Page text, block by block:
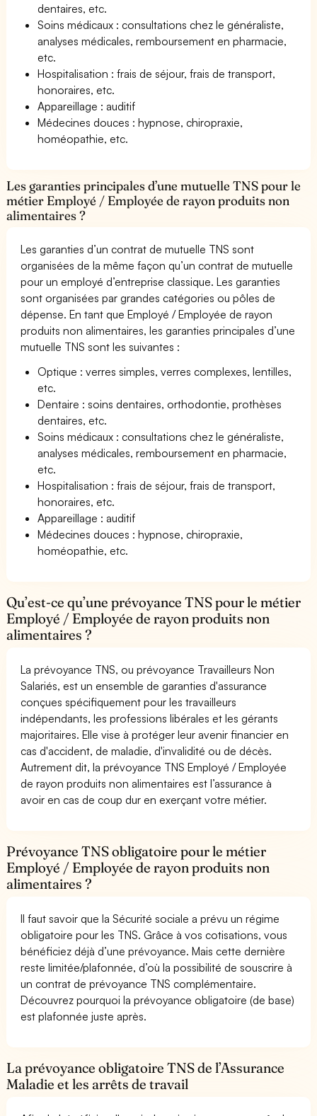
dentaires, etc.
Soins médicaux : consultations chez le généraliste,
analyses médicales, remboursement en pharmacie,
etc.
Hospitalisation : frais de séjour, frais de transport,
honoraires, etc.
Appareillage : auditif
Médecines douces : hypnose, chiropraxie,
homéopathie, etc.
Les garanties principales d’une mutuelle TNS pour le
métier Employé / Employée de rayon produits non
alimentaires ?
Les garanties d’un contrat de mutuelle TNS sont
organisées de la même façon qu’un contrat de mutuelle
pour un employé d’entreprise classique. Les garanties
sont organisées par grandes catégories ou pôles de
dépense. En tant que Employé / Employée de rayon
produits non alimentaires, les garanties principales d’une
mutuelle TNS sont les suivantes :
Optique : verres simples, verres complexes, lentilles,
etc.
Dentaire : soins dentaires, orthodontie, prothèses
dentaires, etc.
Soins médicaux : consultations chez le généraliste,
analyses médicales, remboursement en pharmacie,
etc.
Hospitalisation : frais de séjour, frais de transport,
honoraires, etc.
Appareillage : auditif
Médecines douces : hypnose, chiropraxie,
homéopathie, etc.
Qu’est-ce qu’une prévoyance TNS pour le métier
Employé / Employée de rayon produits non
alimentaires ?
La prévoyance TNS, ou prévoyance Travailleurs Non
Salariés, est un ensemble de garanties d'assurance
conçues spécifiquement pour les travailleurs
indépendants, les professions libérales et les gérants
majoritaires. Elle vise à protéger leur avenir financier en
cas d'accident, de maladie, d'invalidité ou de décès.
Autrement dit, la prévoyance TNS Employé / Employée
de rayon produits non alimentaires est l’assurance à
avoir en cas de coup dur en exerçant votre métier.
Prévoyance TNS obligatoire pour le métier
Employé / Employée de rayon produits non
alimentaires ?
Il faut savoir que la Sécurité sociale a prévu un régime
obligatoire pour les TNS. Grâce à vos cotisations, vous
bénéficiez déjà d’une prévoyance. Mais cette dernière
reste limitée/plafonnée, d’où la possibilité de souscrire à
un contrat de prévoyance TNS complémentaire.
Découvrez pourquoi la prévoyance obligatoire (de base)
est plafonnée juste après.
La prévoyance obligatoire TNS de l’Assurance
Maladie et les arrêts de travail